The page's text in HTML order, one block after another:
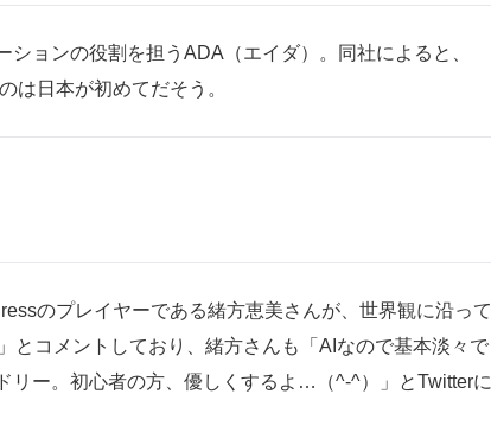
ョンの役割を担うADA（エイダ）。同社によると、
は日本が初めてだそう。
のプレイヤーである緒方恵美さんが、世界観に沿って
とコメントしており、緒方さんも「AIなので基本淡々で
リー。初心者の方、優しくするよ…（^-^）」とTwitterに